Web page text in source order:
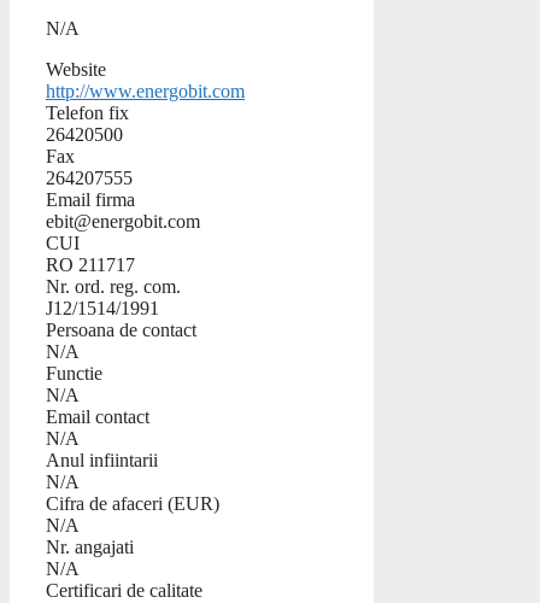
N/A
Website
http://www.energobit.com
Telefon fix
26420500
Fax
264207555
Email firma
ebit@energobit.com
CUI
RO 211717
Nr. ord. reg. com.
J12/1514/1991
Persoana de contact
N/A
Functie
N/A
Email contact
N/A
Anul infiintarii
N/A
Cifra de afaceri (EUR)
N/A
Nr. angajati
N/A
Certificari de calitate